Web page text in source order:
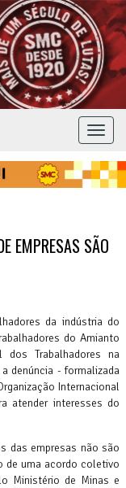
MENU
EMPRESAS SÃO
da indústria do
do Amianto
dos Trabalhadores na
denúncia - formalizada
Internacional
atender interesses do
das empresas não são
de uma acordo coletivo
Ministério de Minas e